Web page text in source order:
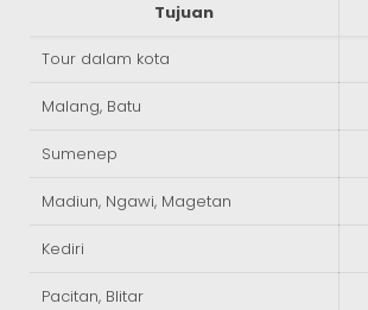
Tujuan
Tour dalam kota
Malang, Batu
Sumenep
Madiun, Ngawi, Magetan
Kediri
Pacitan, Blitar